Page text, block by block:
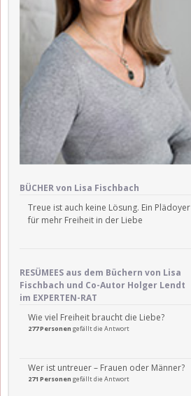
BÜCHER von Lisa Fischbach
Treue ist auch keine Lösung. Ein Plädoyer
für mehr Freiheit in der Liebe
RESÜMEES aus dem Büchern von Lisa
Fischbach und Co-Autor Holger Lendt
im EXPERTEN-RAT
Wie viel Freiheit braucht die Liebe?
277 Personen gefällt die Antwort
Wer ist untreuer – Frauen oder Männer?
271 Personen gefällt die Antwort